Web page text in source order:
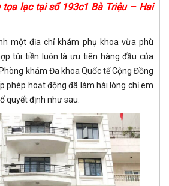
tọa lạc tại số 193c1 Bà Triệu – Hai
một địa chỉ khám phụ khoa vừa phù
túi tiền luôn là ưu tiên hàng đầu của
khám Đa khoa Quốc tế Cộng Đồng
phép hoạt động đã làm hài lòng chị em
quyết định như sau: